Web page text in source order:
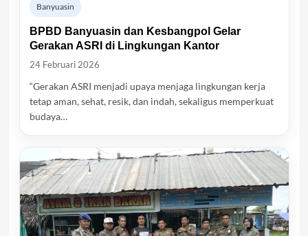
Banyuasin
BPBD Banyuasin dan Kesbangpol Gelar
Gerakan ASRI di Lingkungan Kantor
24 Februari 2026
“Gerakan ASRI menjadi upaya menjaga lingkungan kerja
tetap aman, sehat, resik, dan indah, sekaligus memperkuat
budaya…